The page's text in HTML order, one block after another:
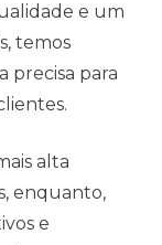
e um
temos
precisa para
alta
enquanto,
e